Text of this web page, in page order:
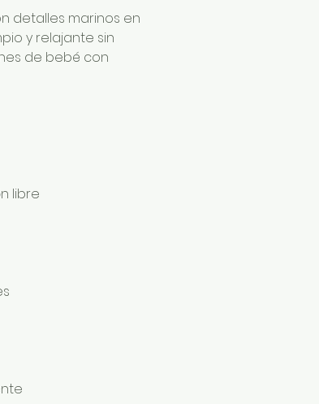
detalles marinos en
y relajante sin
de bebé con
libre